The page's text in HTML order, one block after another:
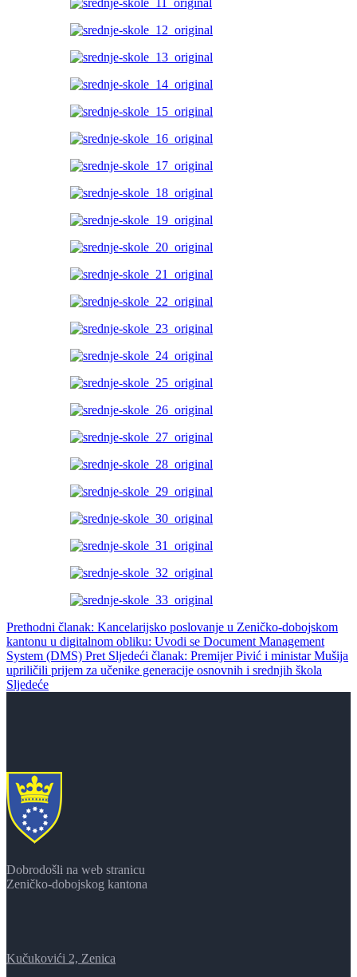
Prethodni članak: Kancelarijsko poslovanje u Zeničko-dobojskom
kantonu u digitalnom obliku: Uvodi se Document Management
System (DMS) Pret Sljedeći članak: Premijer Pivić i ministar Mušija
upriličili prijem za učenike generacije osnovnih i srednjih škola
Sljedeće
Dobrodošli na web stranicu
Zeničko-dobojskog kantona
Kučukovići 2, Zenica